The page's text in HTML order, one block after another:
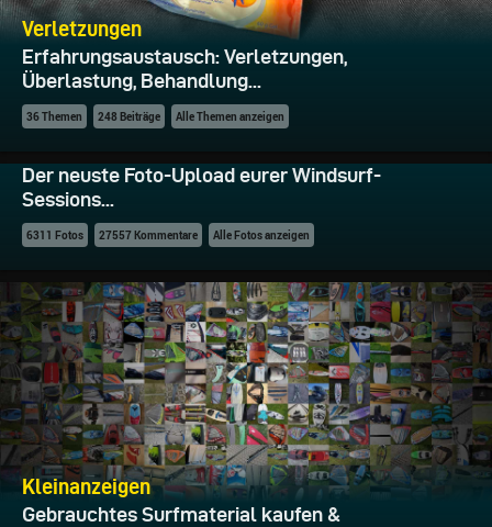
Verletzungen
Erfahrungsaustausch: Verletzungen,
Überlastung, Behandlung...
36 Themen 248 Beiträge Alle Themen anzeigen
Spot: Little-Hookipa
Der neuste Foto-Upload eurer Windsurf-
Sessions...
6311 Fotos 27557 Kommentare Alle Fotos anzeigen
Kleinanzeigen
Gebrauchtes Surfmaterial kaufen &